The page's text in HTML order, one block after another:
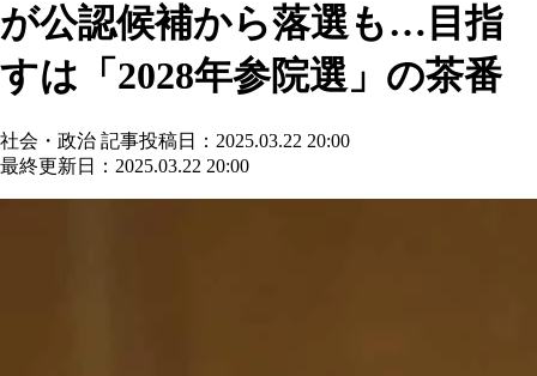
が公認候補から落選も…目指
すは「2028年参院選」の茶番
社会・政治 記事投稿日：2025.03.22 20:00
最終更新日：2025.03.22 20:00